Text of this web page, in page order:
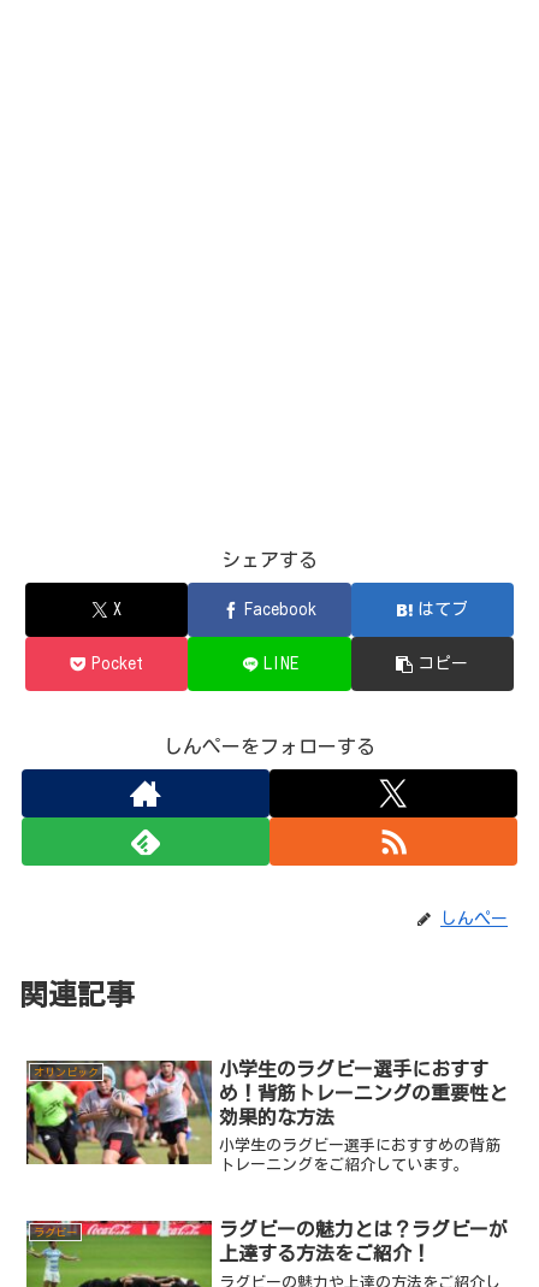
シェアする
X Facebook はてブ
Pocket LINE コピー
しんぺーをフォローする
しんぺー
関連記事
オリンピック
小学生のラグビー選手におすす
め！背筋トレーニングの重要性と
効果的な方法
小学生のラグビー選手におすすめの背筋
トレーニングをご紹介しています。
ラグビー
ラグビーの魅力とは？ラグビーが
上達する方法をご紹介！
ラグビーの魅力や上達の方法をご紹介し